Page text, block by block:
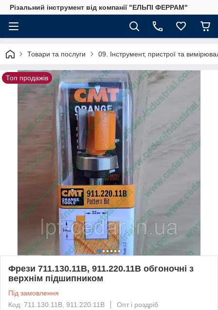
Різальний інструмент від компанії "ЕЛЬПІ ФЕРРАМ"
Товари та послуги 09. Інструмент, пристрої та
Топ продажів
Фрези 711.130.11B, 911.220.11B обгоночні з
верхнім підшипником
Під замовлення
Код: 711.130.11B, 911.220.11B
Опт і роздріб